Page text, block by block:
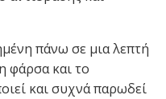
πάνω σε μια λεπτή
φάρσα και το
και συχνά παρωδεί